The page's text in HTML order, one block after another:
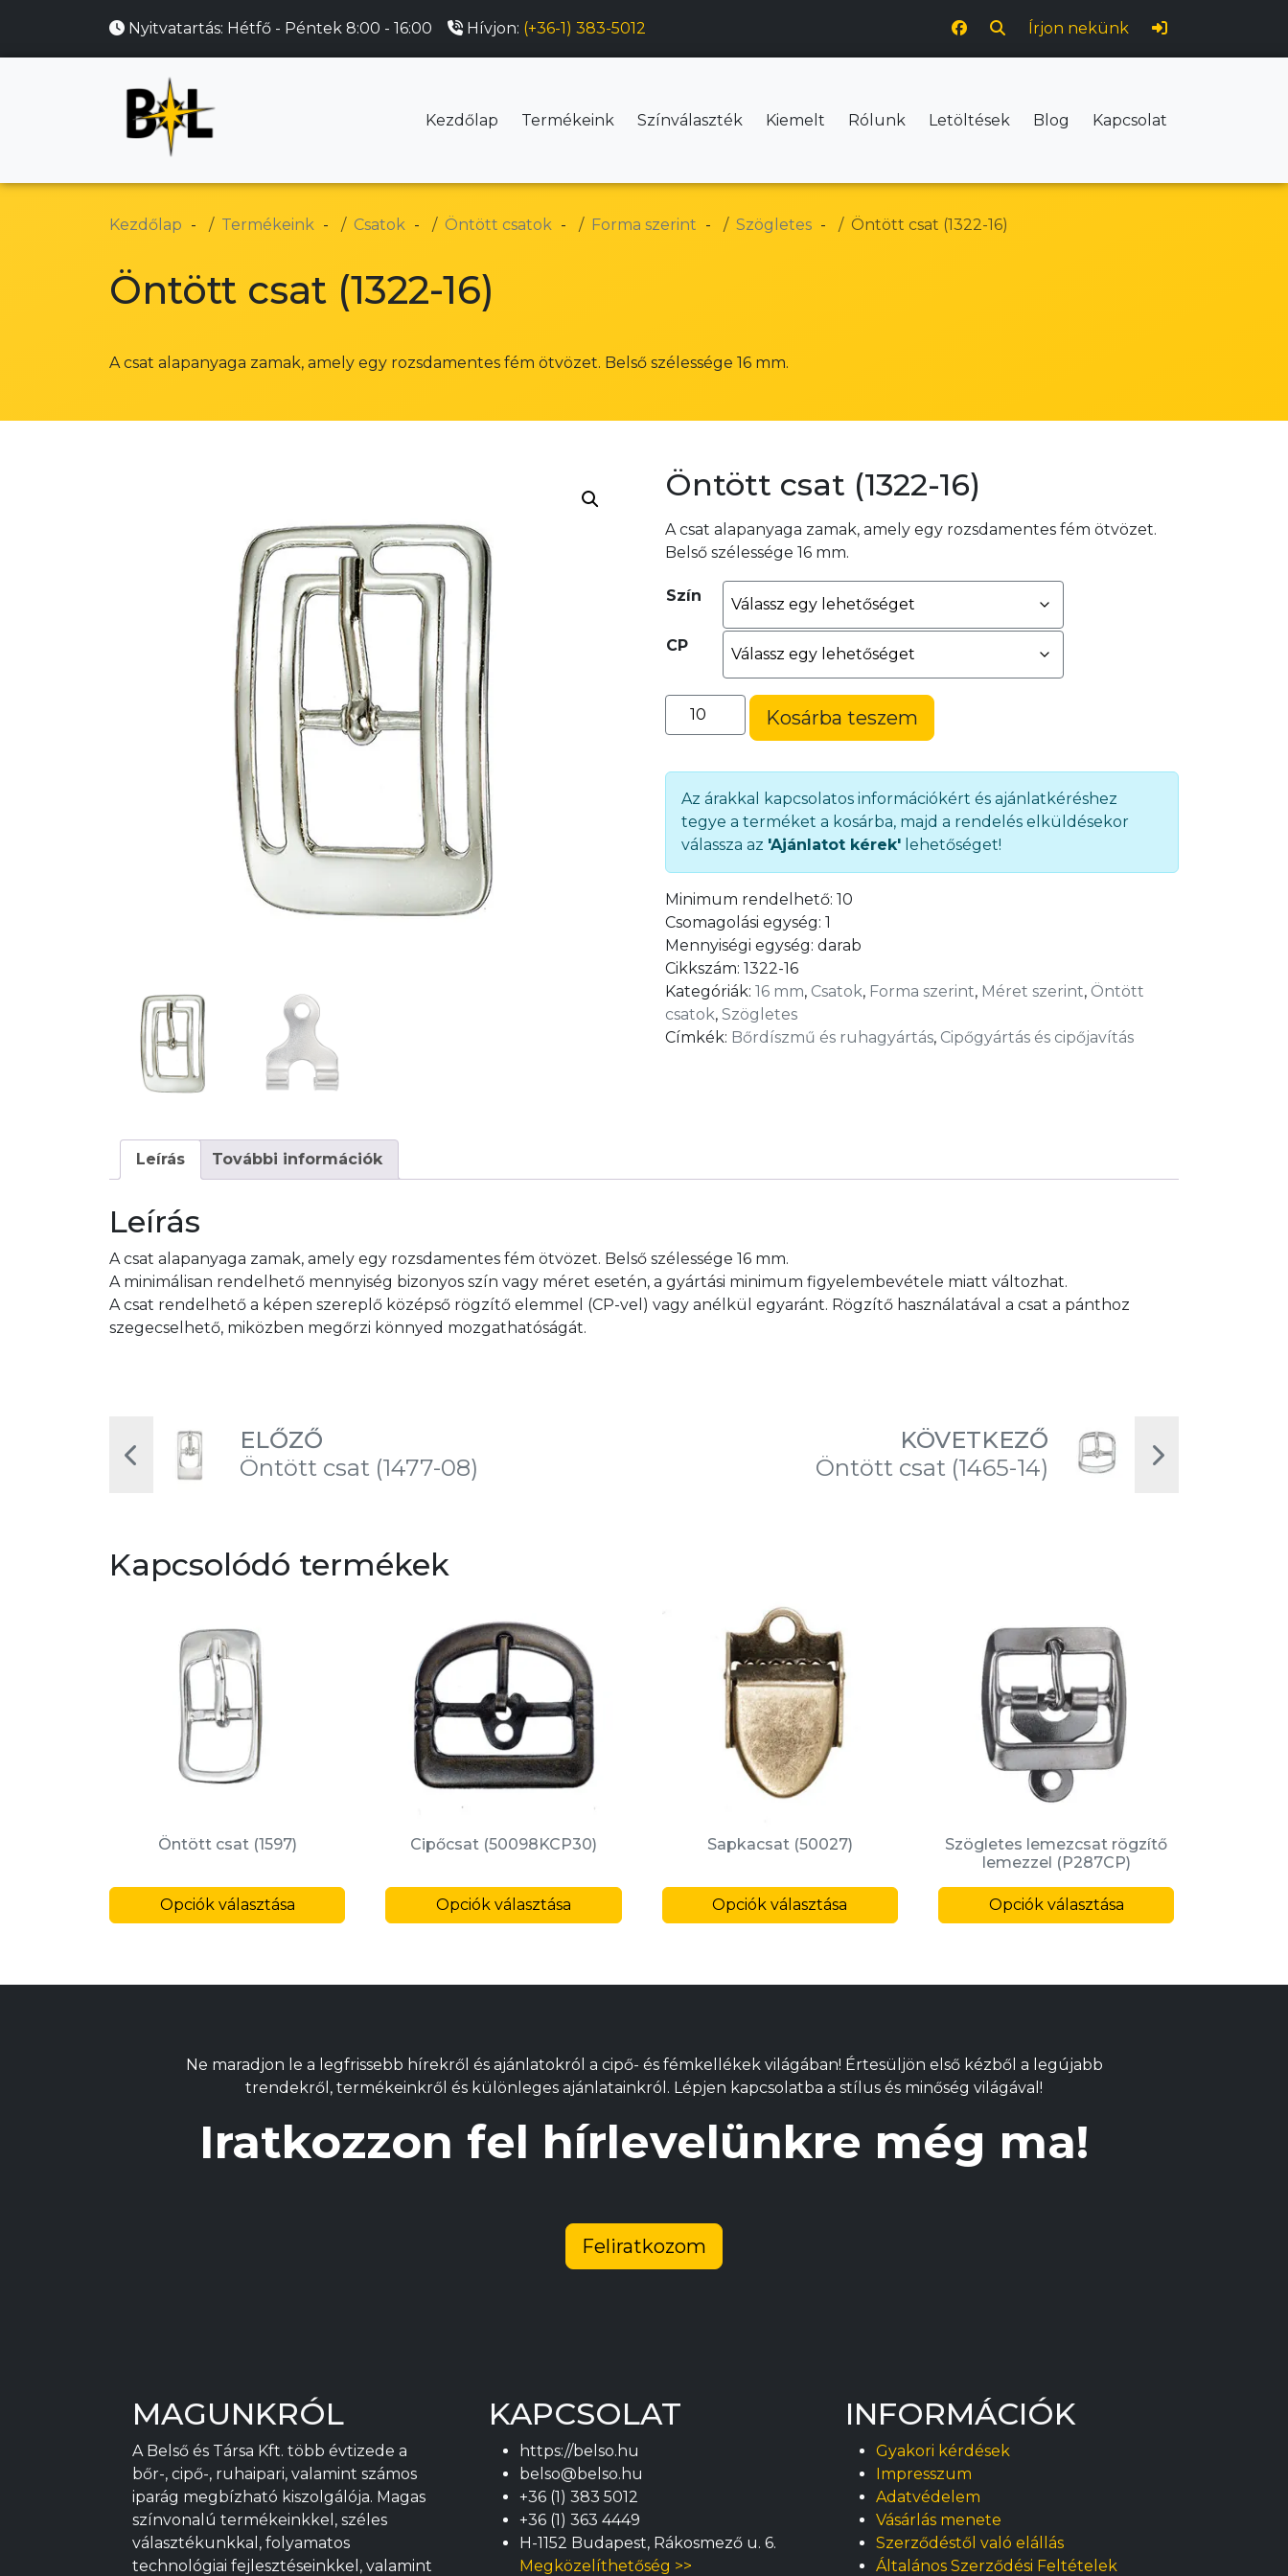
Nyitvatartás: Hétfő - Péntek 8:00 - 16:00 Hívjon: (+36-1) 383-5012 Írjon nekünk
Kezdőlap Termékeink Színválaszték Kiemelt Rólunk Letöltések Blog Kapcsolat
Kezdőlap Termékeink Csatok Öntött csatok Forma szerint Szögletes Öntött csat (1322-16)
Öntött csat (1322-16)
A csat alapanyaga zamak, amely egy rozsdamentes fém ötvözet. Belső szélessége 16 mm.
Öntött csat (1322-16)
A csat alapanyaga zamak, amely egy rozsdamentes fém ötvözet.
Belső szélessége 16 mm.
Szín
CP
Öntött
csat
16)
mennyiség
Kosárba teszem
Az árakkal kapcsolatos információkért és ajánlatkéréshez
tegye a terméket a kosárba, majd a rendelés elküldésekor
válassza az 'Ajánlatot kérek' lehetőséget!
Minimum rendelhető:10
Csomagolási egység:1
Mennyiségi egység:darab
Cikkszám:1322-16
Kategóriák:16 mm, Csatok, Forma szerint, Méret szerint, Öntött
csatok,Szögletes
Címkék: Bőrdíszmű és ruhagyártás, Cipőgyártás és cipőjavítás
Leírás További információk
Leírás
A csat alapanyaga zamak, amely egy rozsdamentes fém ötvözet. Belső szélessége 16 mm.
A minimálisan rendelhető mennyiség bizonyos szín vagy méret esetén, a gyártási minimum figyelembevétele miatt változhat.
A csat rendelhető a képen szereplő középső rögzítő elemmel (CP-vel) vagy anélkül egyaránt. Rögzítő használatával a csat a pánthoz
szegecselhető, miközben megőrzi könnyed mozgathatóságát.
ELŐZŐ
Öntött csat (1477-08)
KÖVETKEZŐ
Öntött csat (1465-14)
Kapcsolódó termékek
Öntött csat (1597)
Opciók választása
terméknek
a
termékoldalon
ki
Cipőcsat (50098KCP30)
Opciók választása
terméknek
a
termékoldalon
ki
Sapkacsat (50027)
Opciók választása
terméknek
a
termékoldalon
ki
Szögletes lemezcsat rögzítő
lemezzel (P287CP)
Opciók választása
Ne maradjon le a legfrissebb hírekről és ajánlatokról a cipő- és fémkellékek világában! Értesüljön első kézből a legújabb
trendekről, termékeinkről és különleges ajánlatainkról. Lépjen kapcsolatba a stílus és minőség világával!
Iratkozzon fel hírlevelünkre még ma!
Feliratkozom
MAGUNKRÓL
A Belső és Társa Kft. több évtizede a
bőr-, cipő-, ruhaipari, valamint számos
iparág megbízható kiszolgálója. Magas
színvonalú termékeinkkel, széles
választékunkkal, folyamatos
technológiai fejlesztéseinkkel, valamint
KAPCSOLAT
https://belso.hu
belso@belso.hu
+36 (1) 383 5012
+36 (1) 363 4449
H-1152 Budapest, Rákosmező u. 6.
Megközelíthetőség >>
INFORMÁCIÓK
Gyakori kérdések
Impresszum
Adatvédelem
Vásárlás menete
Szerződéstől való elállás
Általános Szerződési Feltételek